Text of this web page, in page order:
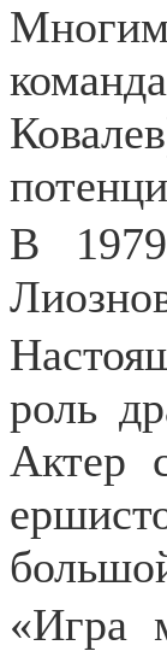
В
роль
Актер
«Игра